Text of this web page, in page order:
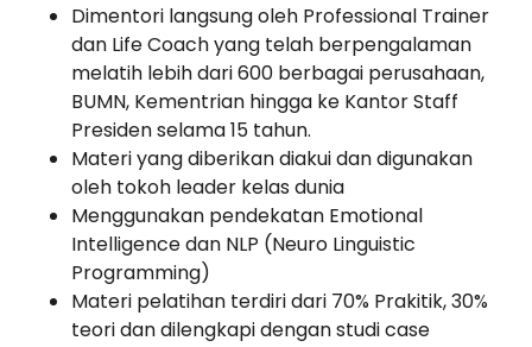
Dimentori langsung oleh Professional Trainer
dan Life Coach yang telah berpengalaman
melatih lebih dari 600 berbagai perusahaan,
BUMN, Kementrian hingga ke Kantor Staff
Presiden selama 15 tahun.
Materi yang diberikan diakui dan digunakan
oleh tokoh leader kelas dunia
Menggunakan pendekatan Emotional
Intelligence dan NLP (Neuro Linguistic
Programming)
Materi pelatihan terdiri dari 70% Prakitik, 30%
teori dan dilengkapi dengan studi case